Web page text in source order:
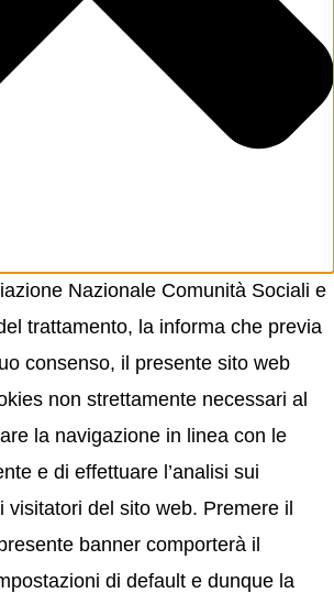
Nazionale Comunità Sociali e
trattamento, la informa che previa
consenso, il presente sito web
non strettamente necessari al
la navigazione in linea con le
e di effettuare l’analisi sui
visitatori del sito web. Premere il
banner comporterà il
di default e dunque la